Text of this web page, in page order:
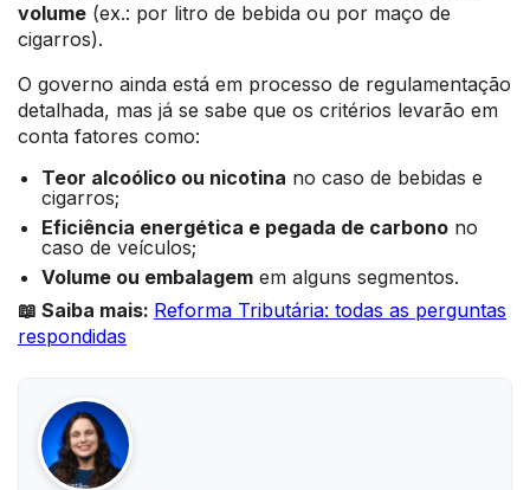
volume (ex.: por litro de bebida ou por maço de
cigarros).
O governo ainda está em processo de regulamentação
detalhada, mas já se sabe que os critérios levarão em
conta fatores como:
Teor alcoólico ou nicotina no caso de bebidas e
cigarros;
Eficiência energética e pegada de carbono no
caso de veículos;
Volume ou embalagem em alguns segmentos.
📖 Saiba mais: Reforma Tributária: todas as perguntas
respondidas